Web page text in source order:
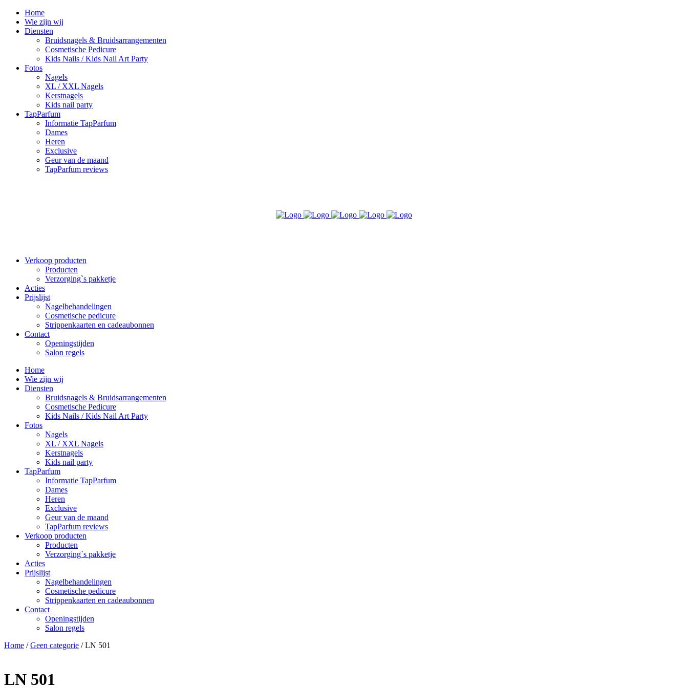
Home
Wie zijn wij
Diensten
Bruidsnagels & Bruidsarrangementen
Cosmetische Pedicure
Kids Nails / Kids Nail Art Party
Fotos
Nagels
XL / XXL Nagels
Kerstnagels
Kids nail party
TapParfum
Informatie TapParfum
Dames
Heren
Exclusive
Geur van de maand
TapParfum reviews
Verkoop producten
Producten
Verzorging`s pakketje
Acties
Prijslijst
Nagelbehandelingen
Cosmetische pedicure
Strippenkaarten en cadeaubonnen
Contact
Openingstijden
Salon regels
Home
Wie zijn wij
Diensten
Bruidsnagels & Bruidsarrangementen
Cosmetische Pedicure
Kids Nails / Kids Nail Art Party
Fotos
Nagels
XL / XXL Nagels
Kerstnagels
Kids nail party
TapParfum
Informatie TapParfum
Dames
Heren
Exclusive
Geur van de maand
TapParfum reviews
Verkoop producten
Producten
Verzorging`s pakketje
Acties
Prijslijst
Nagelbehandelingen
Cosmetische pedicure
Strippenkaarten en cadeaubonnen
Contact
Openingstijden
Salon regels
Home /Geen categorie / LN 501
LN 501